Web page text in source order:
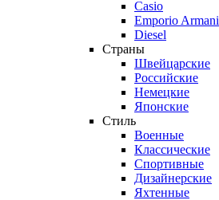
Casio
Emporio Armani
Diesel
Страны
Швейцарские
Российские
Немецкие
Японские
Стиль
Военные
Классические
Спортивные
Дизайнерские
Яхтенные